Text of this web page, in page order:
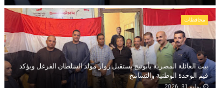
محافظات
بيت العائلة المصرية بأبوتيج يستقبل زوار مولد السلطان الفرغل ويؤكد
قيم الوحدة الوطنية والتسامح
يوليو 31, 2026